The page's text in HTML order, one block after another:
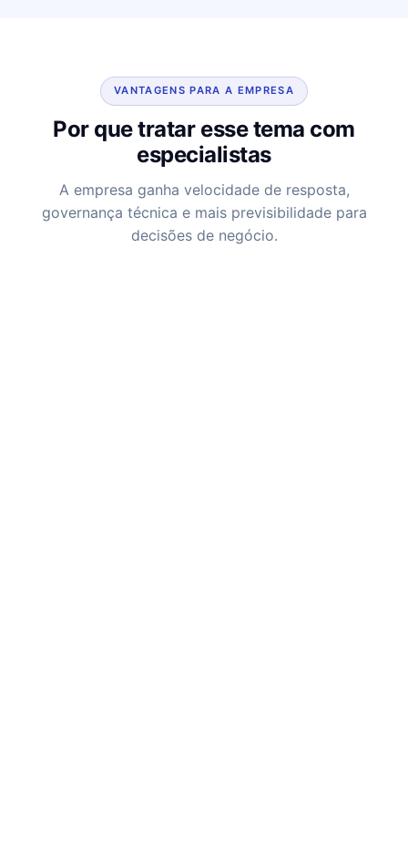
VANTAGENS PARA A EMPRESA
Por que tratar esse tema com
especialistas
A empresa ganha velocidade de resposta,
governança técnica e mais previsibilidade para
decisões de negócio.